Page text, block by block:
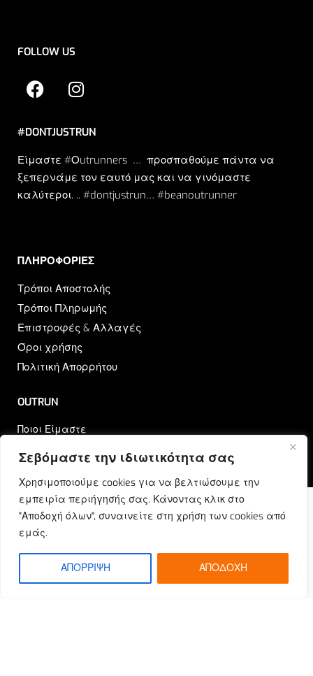
Σεβόμαστε την ιδιωτικότητα σας
Χρησιμοποιούμε cookies για να βελτιώσουμε την
εμπειρία περιήγησής σας. Κάνοντας κλικ στο
"Αποδοχή όλων", συναινείτε στη χρήση των cookies από
εμάς.
ΑΠΟΡΡΙΨΗ ΑΠΟΔΟΧΗ
FOLLOW US
#DONTJUSTRUN
Είμαστε #Οutrunners … προσπαθούμε πάντα να
ξεπερνάμε τον εαυτό μας και να γινόμαστε
καλύτεροι. .. #dontjustrun… #beanoutrunner
ΠΛΗΡΟΦΟΡΙΕΣ​
Τρόποι Αποστολής
Τρόποι Πληρωμής
Επιστροφές & Αλλαγές
Όροι χρήσης
Πολιτική Απορρήτου
OUTRUN
Ποιοι Είμαστε
Blog
© Outrun 2023. All rights reserved | Produced by
ETOUCH